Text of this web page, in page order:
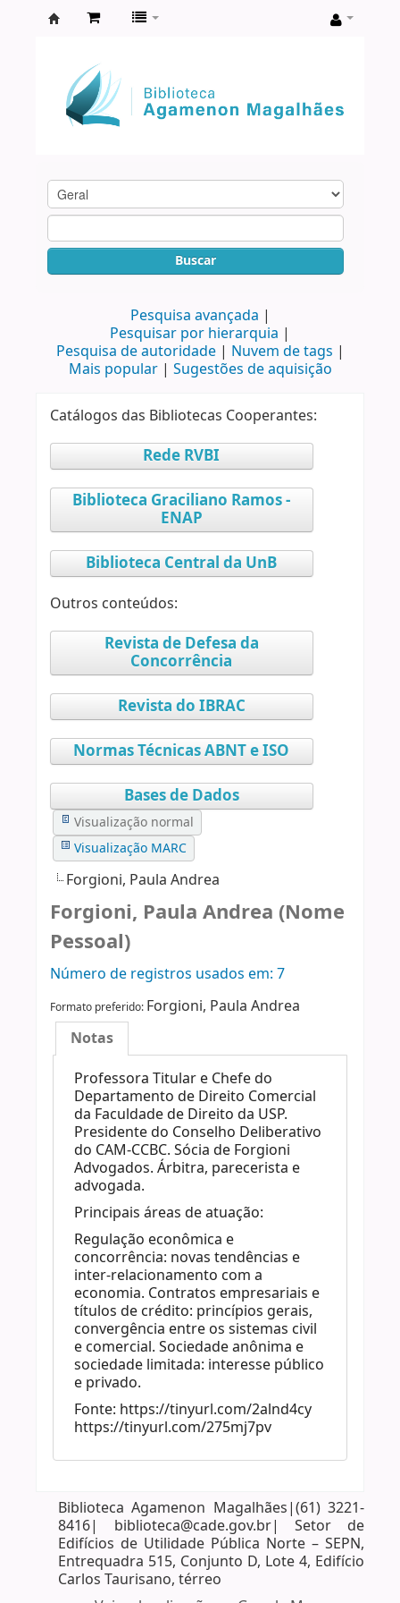
Agamenon
Magalhães
Buscar
Pesquisa avançada
Pesquisar por hierarquia
Pesquisa de autoridade
Nuvem de tags
Mais popular
Sugestões de aquisição
Catálogos das Bibliotecas Cooperantes:
Rede RVBI
Biblioteca Graciliano Ramos -
ENAP
Biblioteca Central da UnB
Outros conteúdos:
Revista de Defesa da
Concorrência
Revista do IBRAC
Normas Técnicas ABNT e ISO
Bases de Dados
Visualização normal
Visualização MARC
Forgioni, Paula Andrea
Forgioni, Paula Andrea (Nome
Pessoal)
Número de registros usados ​​em: 7
Formato preferido: Forgioni, Paula Andrea
Notas
Professora Titular e Chefe do
Departamento de Direito Comercial
da Faculdade de Direito da USP.
Presidente do Conselho Deliberativo
do CAM-CCBC. Sócia de Forgioni
Advogados. Árbitra, parecerista e
advogada.
Principais áreas de atuação:
Regulação econômica e
concorrência: novas tendências e
inter-relacionamento com a
economia. Contratos empresariais e
títulos de crédito: princípios gerais,
convergência entre os sistemas civil
e comercial. Sociedade anônima e
sociedade limitada: interesse público
e privado.
Fonte: https://tinyurl.com/2alnd4cy
https://tinyurl.com/275mj7pv
Biblioteca Agamenon Magalhães|(61) 3221-
8416| biblioteca@cade.gov.br| Setor de
Edifícios de Utilidade Pública Norte – SEPN,
Entrequadra 515, Conjunto D, Lote 4, Edifício
Carlos Taurisano, térreo